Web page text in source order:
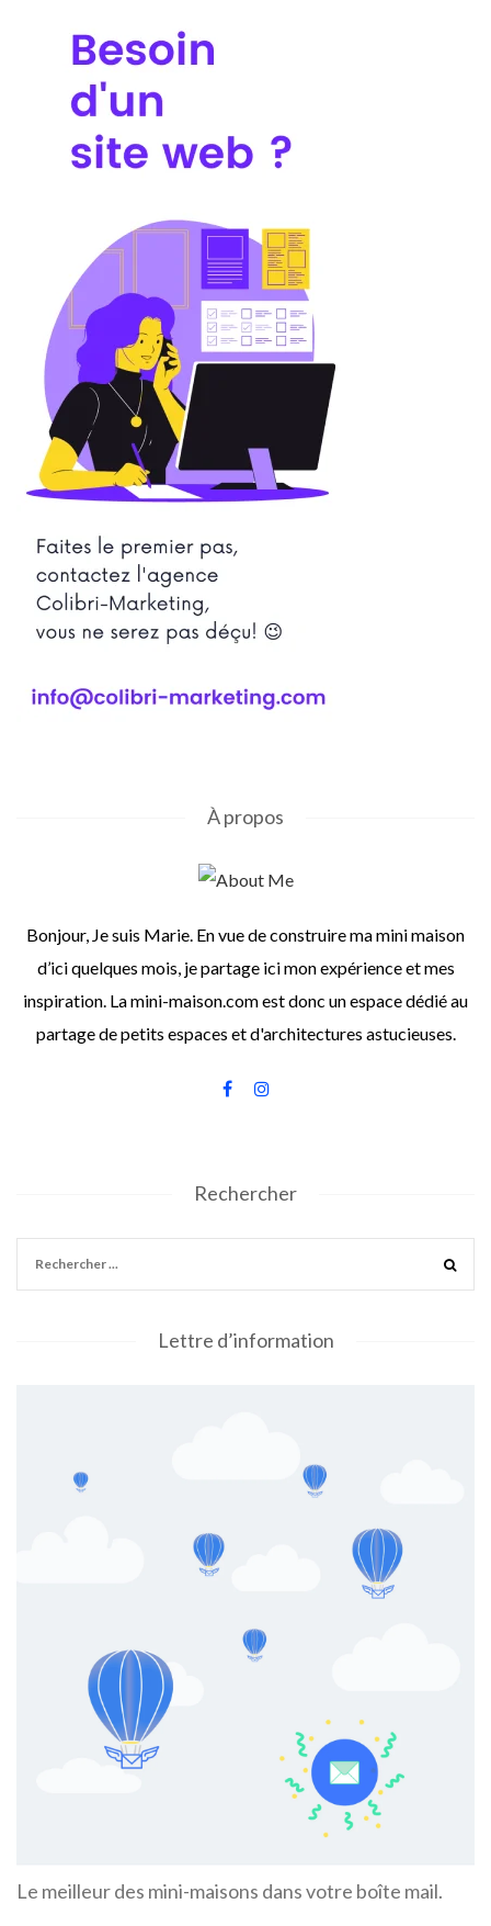
À propos
Bonjour, Je suis Marie. En vue de construire ma mini maison
d’ici quelques mois, je partage ici mon expérience et mes
inspiration. La mini-maison.com est donc un espace dédié au
partage de petits espaces et d'architectures astucieuses.
Rechercher
Lettre d’information
Le meilleur des mini-maisons dans votre boîte mail.